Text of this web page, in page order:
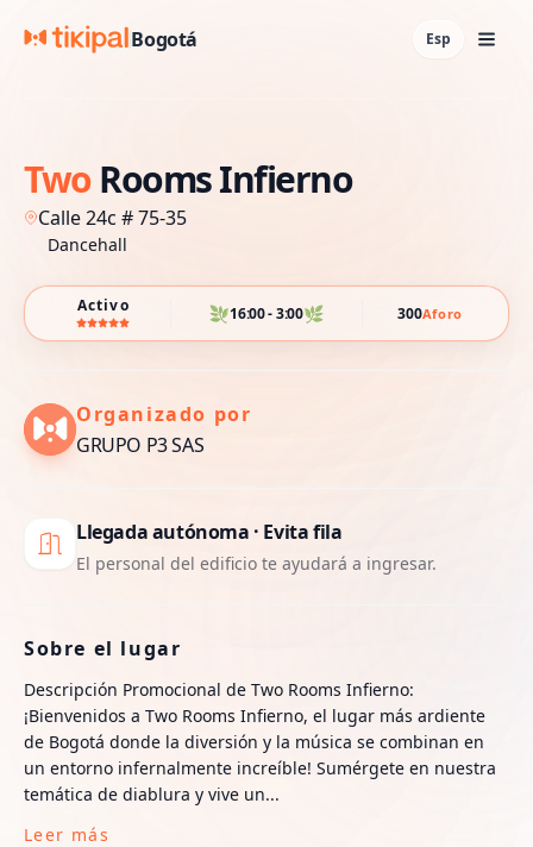
Bogotá Esp
Two RoomsInfierno
Calle 24c # 75-35
Dancehall
Activo 🌿16:00 - 3:00🌿 300Aforo
Organizado por
GRUPO P3 SAS
Llegada autónoma · Evita fila
El personal del edificio te ayudará a ingresar.
Sobre el lugar
Descripción Promocional de Two Rooms Infierno:
¡Bienvenidos a Two Rooms Infierno, el lugar más ardiente
de Bogotá donde la diversión y la música se combinan en
un entorno infernalmente increíble! Sumérgete en nuestra
temática de diablura y vive un...
Leer más